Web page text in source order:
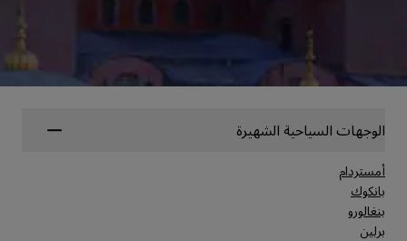
الوجهات السياحية الشهيرة
أمستردام
بانكوك
بنغالورو
برلين